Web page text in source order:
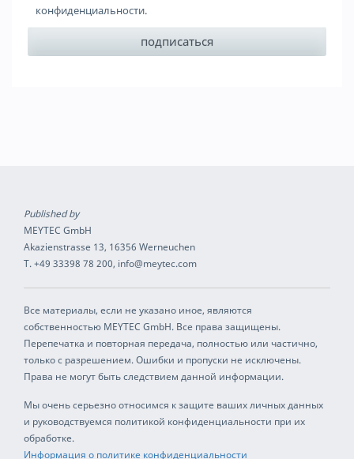
конфиденциальности.
Published by
MEYTEC GmbH
Akazienstrasse 13, 16356 Werneuchen
T. +49 33398 78 200, info@meytec.com
Все материалы, если не указано иное, являются
собственностью MEYTEC GmbH. Все права защищены.
Перепечатка и повторная передача, полностью или частично,
только с разрешением. Ошибки и пропуски не исключены.
Права не могут быть следствием данной информации.
Мы очень серьезно относимся к защите ваших личных данных
и руководствуемся политикой конфиденциальности при их
обработке.
Информация о политике конфиденциальности